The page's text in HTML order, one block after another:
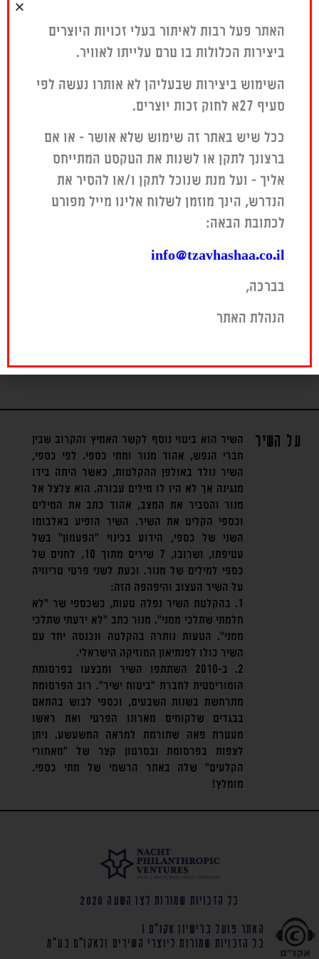
קול קורא הלילה…
ואני תמיד תמיד חשבתי
ובדמיוני לראות אהבתי
איך ביחד נזדקן
ניהול אישי – גיא מזיג:
מזיג
ניהול וייצוג אמנים
בוקינג – גל דה פז:Margin
Booking
מ-20 אלבומים, חלקם לילדים, הפיק
בעצמו...
>>
ב-2010 הוציאה את אלבומה הראשון
והיחיד בעברית, האלבום הכיל שירים
באנגלית, שני האחרונים עם ההרכב
שהקימה The Paz...
גיא מזיג
על השיר
השיר הוא ביטוי נוסף לקשר האמיץ והקרוב שבין
חברי הנפש, אהוד מנור ומתי כספי. לפי כספי,
השיר נולד באולפן ההקלטות, כאשר היתה בידו
מנגינה אך לא היו לו מילים עבורה. הוא צלצל אל
מנור והסביר את המצב, אהוד כתב את המילים
וכספי הקליט את השיר. השיר הופיע באלבומו
השני של כספי, הידוע בכינוי "הפעמון" בשל
עטיפתו, ושרובו, 7 שירים מתוך 10, לחנים של
כספי למילים של מנור. וכעת לשני פרטי טריוויה
על השיר העצוב והיפהפה הזה:
1. בהקלטת השיר נפלה טעות, כשכספי שר "לא
חלמתי שתלכי ממני". מנור כתב "לא ידעתי שתלכי
ממני". הטעות נותרה בהקלטה ונכנסה יחד עם
השיר כולו לפנתיאון המוזיקה הישראלי.
2. ב-2010 השתתפו השיר ומבצעו בפרסומת
הומוריסטית לחברת "ביטוח ישיר". רוב הפרסומת
מתרחשת בשנות השבעים, וכספי לבוש בהתאם
בבגדים שלקוחים מארונו הפרטי ואת ראשו
מעטרת פאה שתורמת למראה המשעשע. ניתן
לצפות בפרסומת ובסרטון קצר של "מאחורי
הקלעים" שלה באתר הרשמי של מתי כספי.
מומלץ!
כל הזכויות שמורות לצו השעה 2020
האתר פועל ברישיון אקו"ם |
כל הזכויות שמורות ליוצרי השירים ולאקו"ם בע"מ
האתר פעל רבות לאיתור בעלי זכויות היוצרים
ביצירות הכלולות בו טרם עלייתו לאוויר.
השימוש ביצירות שבעליהן לא אותרו נעשה לפי
סעיף 27א לחוק זכות יוצרים.
ככל שיש באתר זה שימוש שלא אושר – או אם
ברצונך לתקן או לשנות את הטקסט המתייחס
אליך – ועל מנת שנוכל לתקן ו/או להסיר את
הנדרש, הינך מוזמן לשלוח אלינו מייל מפורט
לכתובת הבאה:
info@tzavhashaa.co.il
בברכה,
הנהלת האתר